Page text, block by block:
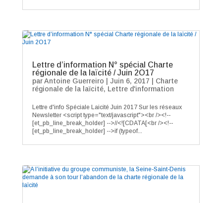
Lettre d’information N° spécial Charte
régionale de la laïcité / Juin 2O17
parAntoine Guerreiro Juin 6, 2017
Charte
régionale de la laïcité, Lettre d'information
Lettre d'info Spéciale Laicité Juin 2017 Sur les réseaux
Newsletter <script type="text/javascript"><br /><!--
[et_pb_line_break_holder] -->//<![CDATA[<br /><!--
[et_pb_line_break_holder] -->if (typeof...